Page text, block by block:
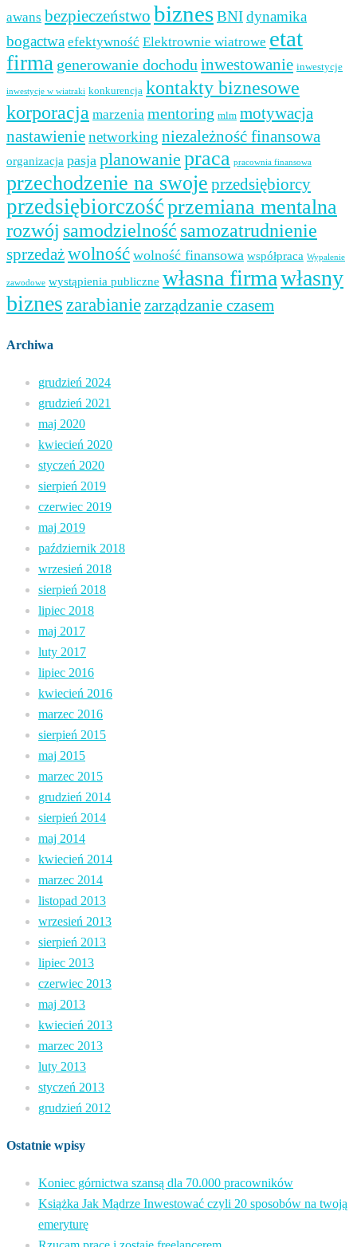
awans bezpieczeństwo biznesBNIdynamika
bogactwa efektywność Elektrownie wiatrowe etat
firma generowanie dochodu inwestowanie inwestycje
inwestycje w wiatraki konkurencja kontakty biznesowe
korporacja marzenia mentoring mlm motywacja
nastawienienetworking niezależność finansowa
organizacja pasja planowanie praca pracownia finansowa
przechodzenie na swoje przedsiębiorcy
przedsiębiorczośćprzemiana mentalna
rozwój samodzielność samozatrudnienie
sprzedażwolność wolność finansowa współpraca Wypalenie
zawodowe wystąpienia publiczne własna firmawłasny
biznes zarabianie zarządzanie czasem
Archiwa
grudzień 2024
grudzień 2021
maj 2020
kwiecień 2020
styczeń 2020
sierpień 2019
czerwiec 2019
maj 2019
październik 2018
wrzesień 2018
sierpień 2018
lipiec 2018
maj 2017
luty 2017
lipiec 2016
kwiecień 2016
marzec 2016
sierpień 2015
maj 2015
marzec 2015
grudzień 2014
sierpień 2014
maj 2014
kwiecień 2014
marzec 2014
listopad 2013
wrzesień 2013
sierpień 2013
lipiec 2013
czerwiec 2013
maj 2013
kwiecień 2013
marzec 2013
luty 2013
styczeń 2013
grudzień 2012
Ostatnie wpisy
Koniec górnictwa szansą dla 70.000 pracowników
Książka Jak Mądrze Inwestować czyli 20 sposobów na twoją
emeryturę